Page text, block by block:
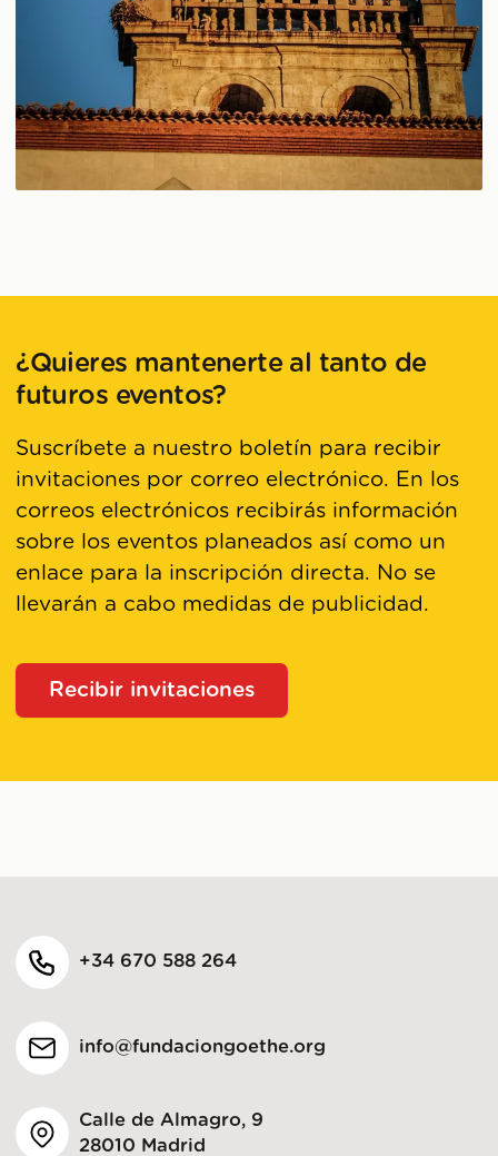
¿Quieres mantenerte al tanto de
futuros eventos?
Suscríbete a nuestro boletín para recibir
invitaciones por correo electrónico. En los
correos electrónicos recibirás información
sobre los eventos planeados así como un
enlace para la inscripción directa. No se
llevarán a cabo medidas de publicidad.
Recibir invitaciones
+34 670 588 264
info@fundaciongoethe.org
Calle de Almagro, 9
28010 Madrid